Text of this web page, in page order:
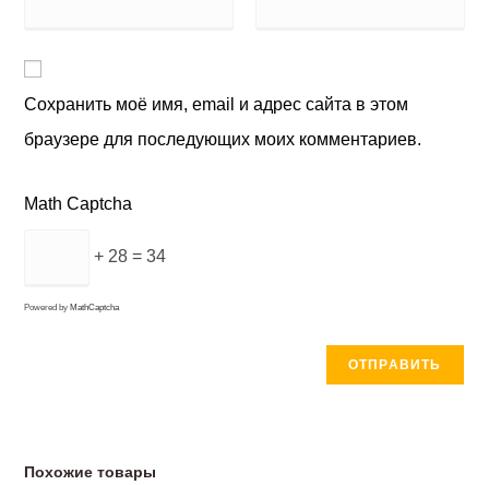
Сохранить моё имя, email и адрес сайта в этом
браузере для последующих моих комментариев.
Math Captcha
+ 28 = 34
Powered byMathCaptcha
Похожие товары